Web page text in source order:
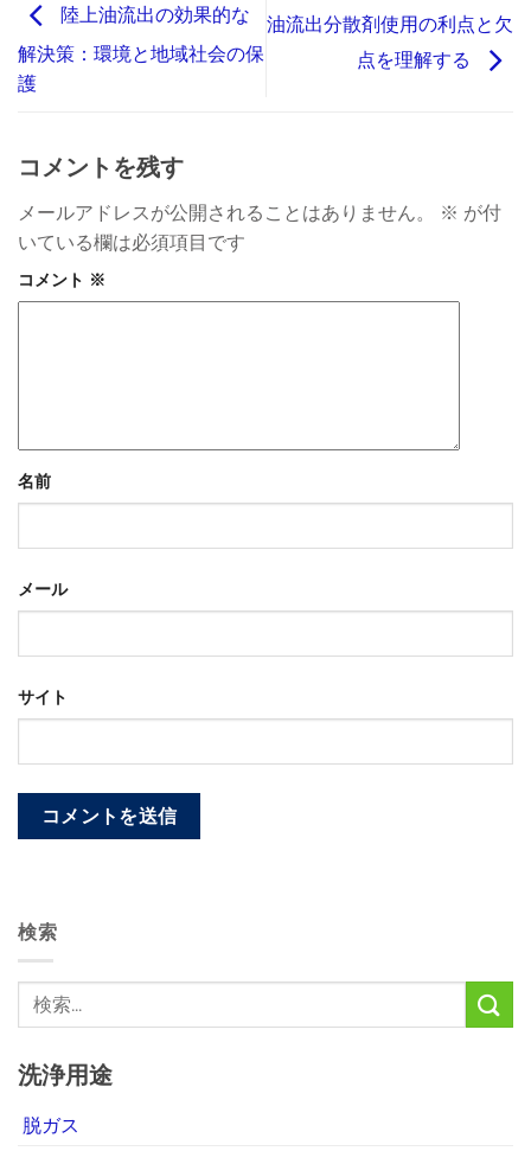
陸上油流出の効果的な
解決策：環境と地域社会の保
護
油流出分散剤使用の利点と欠
点を理解する
コメントを残す
メールアドレスが公開されることはありません。 ※ が付
いている欄は必須項目です
コメント ※
名前
メール
サイト
検索
洗浄用途
脱ガス